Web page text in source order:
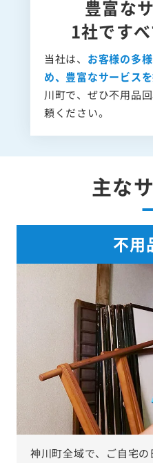
豊富な
1社です
当社は、 お客様の多
め、豊富なサービス
川町で、ぜひ不用品
頼ください。
主な
不用
神川町全域で、ご自宅